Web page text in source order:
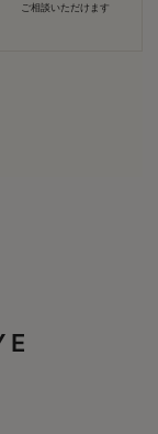
ご相談いただけます